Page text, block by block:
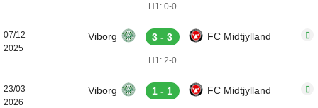
H1: 0-0
07/12
2025
Viborg 3 - 3 FC Midtjylland
H1: 2-0
23/03
2026
Viborg 1 - 1 FC Midtjylland